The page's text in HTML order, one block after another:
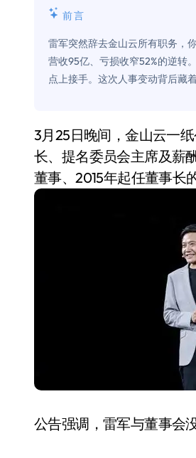
550亿美金
Xbox 25岁
花钱买宝马
Windows
你的U盘格
轻到忽略
从“卖电视
对不起胖
国际首次
小米涨价
长鑫上市
耳机低音像
前言
雷军突然辞去金山云所有职务，
营收95亿、亏损收窄52%的逆转
点上接手。这次人事变动背后藏
3月25日晚间，金山云一纸公告引发关注：雷军因“其他工作安排”，辞任公司非执行董事、董事
长、提名委员会主席及薪
董事、2015年起任董事长
公告强调，雷军与董事会